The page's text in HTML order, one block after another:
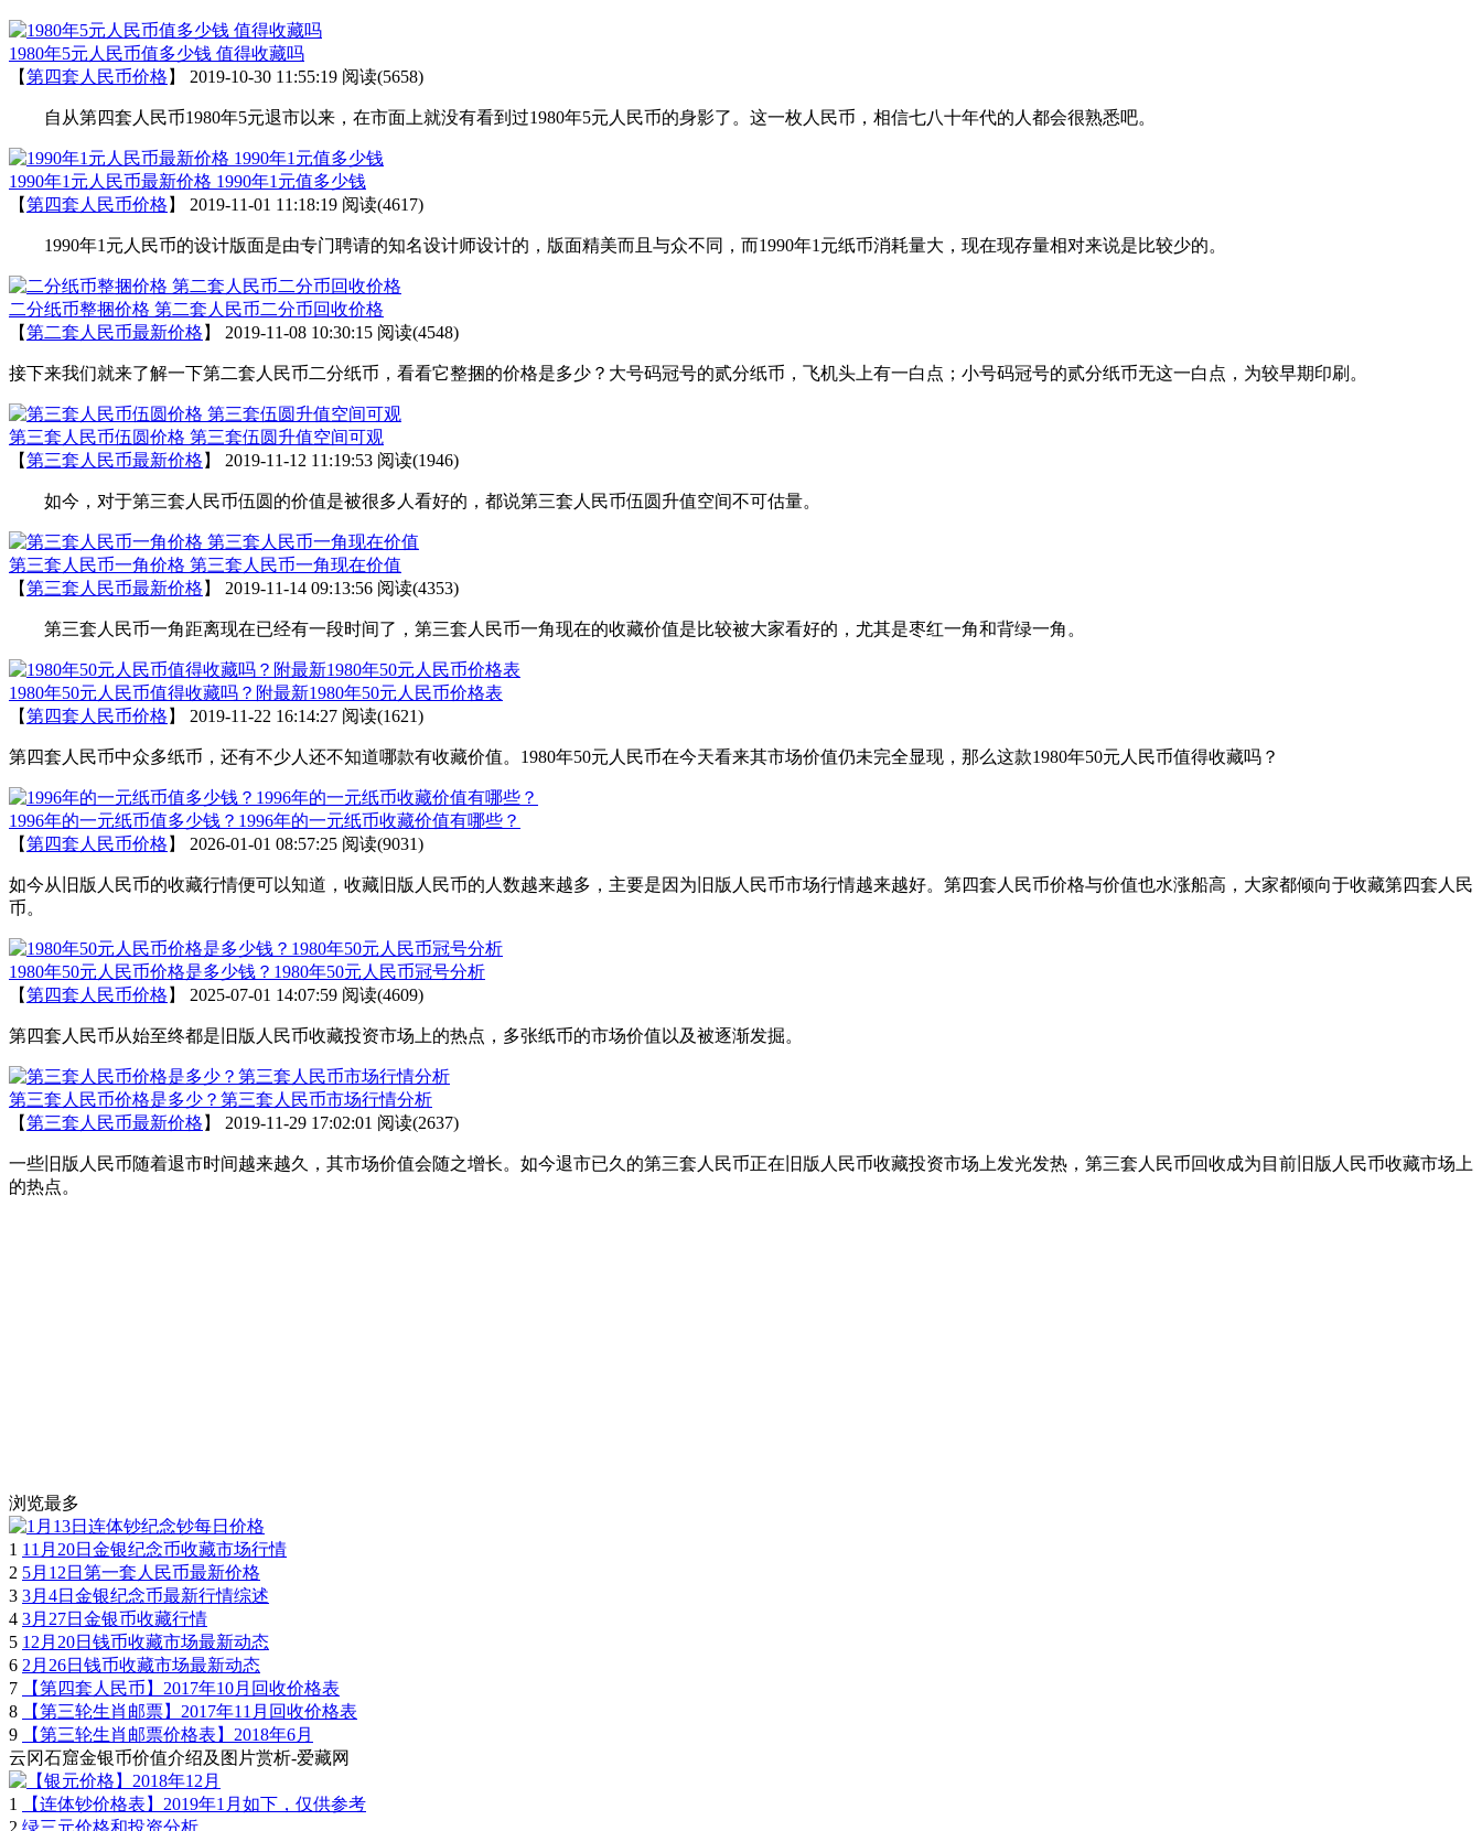
1980年5元人民币值多少钱 值得收藏吗
【第四套人民币价格 】 2019-10-30 11:55:19 阅读(5658)
自从第四套人民币1980年5元退市以来，在市面上就没有看到过1980年5元人民币的身影了。这一枚人民币，相信七八十年代的人都会很熟悉吧。
1990年1元人民币最新价格 1990年1元值多少钱
【第四套人民币价格 】 2019-11-01 11:18:19 阅读(4617)
1990年1元人民币的设计版面是由专门聘请的知名设计师设计的，版面精美而且与众不同，而1990年1元纸币消耗量大，现在现存量相对来说是比较少的。
二分纸币整捆价格 第二套人民币二分币回收价格
【第二套人民币最新价格 】 2019-11-08 10:30:15 阅读(4548)
接下来我们就来了解一下第二套人民币二分纸币，看看它整捆的价格是多少？大号码冠号的贰分纸币，飞机头上有一白点；小号码冠号的贰分纸币无这一白点，为较早期印刷。
第三套人民币伍圆价格 第三套伍圆升值空间可观
【第三套人民币最新价格 】 2019-11-12 11:19:53 阅读(1946)
如今，对于第三套人民币伍圆的价值是被很多人看好的，都说第三套人民币伍圆升值空间不可估量。
第三套人民币一角价格 第三套人民币一角现在价值
【第三套人民币最新价格 】 2019-11-14 09:13:56 阅读(4353)
第三套人民币一角距离现在已经有一段时间了，第三套人民币一角现在的收藏价值是比较被大家看好的，尤其是枣红一角和背绿一角。
1980年50元人民币值得收藏吗？附最新1980年50元人民币价格表
【第四套人民币价格 】 2019-11-22 16:14:27 阅读(1621)
第四套人民币中众多纸币，还有不少人还不知道哪款有收藏价值。1980年50元人民币在今天看来其市场价值仍未完全显现，那么这款1980年50元人民币值得收藏吗？
1996年的一元纸币值多少钱？1996年的一元纸币收藏价值有哪些？
【第四套人民币价格 】 2026-01-01 08:57:25 阅读(9031)
如今从旧版人民币的收藏行情便可以知道，收藏旧版人民币的人数越来越多，主要是因为旧版人民币市场行情越来越好。第四套人民币价格与价值也水涨船高，大家都倾向于收藏第四套人民
币。
1980年50元人民币价格是多少钱？1980年50元人民币冠号分析
【第四套人民币价格 】 2025-07-01 14:07:59 阅读(4609)
第四套人民币从始至终都是旧版人民币收藏投资市场上的热点，多张纸币的市场价值以及被逐渐发掘。
第三套人民币价格是多少？第三套人民币市场行情分析
【第三套人民币最新价格 】 2019-11-29 17:02:01 阅读(2637)
一些旧版人民币随着退市时间越来越久，其市场价值会随之增长。如今退市已久的第三套人民币正在旧版人民币收藏投资市场上发光发热，第三套人民币回收成为目前旧版人民币收藏市场上
的热点。
浏览最多
1 11月20日金银纪念币收藏市场行情
2 5月12日第一套人民币最新价格
3 3月4日金银纪念币最新行情综述
4 3月27日金银币收藏行情
5 12月20日钱币收藏市场最新动态
6 2月26日钱币收藏市场最新动态
7
【第四套人民币】2017年10月回收价格表
8
【第三轮生肖邮票】2017年11月回收价格表
9
【第三轮生肖邮票价格表】2018年6月
云冈石窟金银币价值介绍及图片赏析-爱藏网
1
【连体钞价格表】2019年1月如下，仅供参考
2 绿三元价格和投资分析